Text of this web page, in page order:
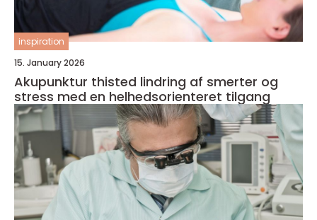
inspiration
15. January 2026
Akupunktur thisted lindring af smerter og
stress med en helhedsorienteret tilgang